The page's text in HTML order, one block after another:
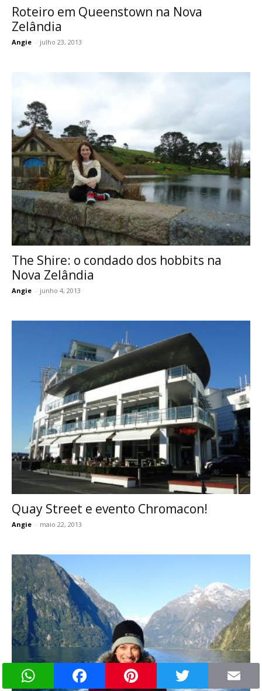
Roteiro em Queenstown na Nova
Zelândia
Angie - julho 23, 2013
The Shire: o condado dos hobbits na
Nova Zelândia
Angie - junho 4, 2013
Quay Street e evento Chromacon!
Angie - maio 22, 2013
WhatsApp Facebook Pinterest Twitter